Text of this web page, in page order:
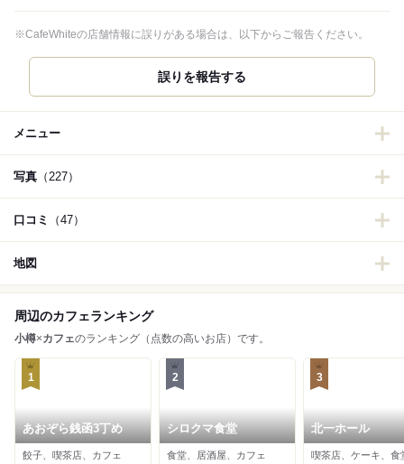
※CafeWhiteの店舗情報に誤りがある場合は、以下からご報告ください。
誤りを報告する
メニュー
写真 （227）
口コミ （47）
地図
周辺のカフェランキング
小樽×カフェのランキング（点数の高いお店）です。
1
あおぞら銭函3丁め
餃子、喫茶店、カフェ
2
シロクマ食堂
食堂、居酒屋、カフェ
3
北一ホール
喫茶店、ケーキ、食